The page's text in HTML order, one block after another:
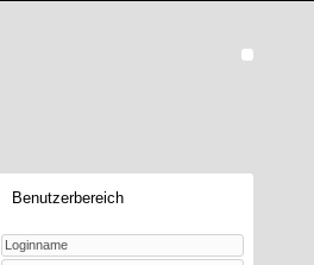
Benutzerbereich